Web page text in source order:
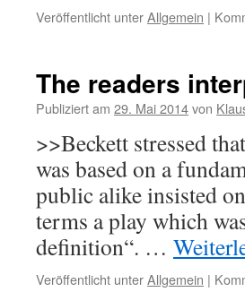
Veröffentlicht unterAllgemein |
The readers
Publiziert am 29. Mai 2014von
>>Beckett stressed
was based on a
public alike insisted
terms a play which
definition“. …
Veröffentlicht unterAllgemein |